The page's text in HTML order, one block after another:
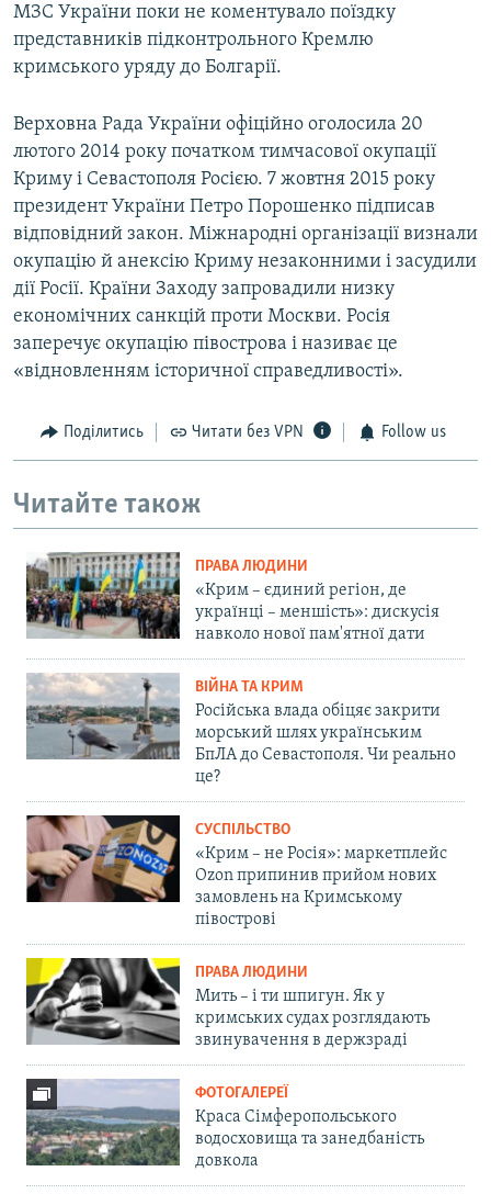
МЗС України поки не коментувало поїздку
представників підконтрольного Кремлю
кримського уряду до Болгарії.
Верховна Рада України офіційно оголосила 20
лютого 2014 року початком тимчасової окупації
Криму і Севастополя Росією. 7 жовтня 2015 року
президент України Петро Порошенко підписав
відповідний закон. Міжнародні організації визнали
окупацію й анексію Криму незаконними і засудили
дії Росії. Країни Заходу запровадили низку
економічних санкцій проти Москви. Росія
заперечує окупацію півострова і називає це
«відновленням історичної справедливості».
Поділитись Читати без VPN Follow us
Читайте також
ПРАВА ЛЮДИНИ
«Крим – єдиний регіон, де
українці – меншість»: дискусія
навколо нової пам'ятної дати
ВІЙНА ТА КРИМ
Російська влада обіцяє закрити
морський шлях українським
БпЛА до Севастополя. Чи реально
це?
СУСПІЛЬСТВО
«Крим – не Росія»: маркетплейс
Ozon припинив прийом нових
замовлень на Кримському
півострові
ПРАВА ЛЮДИНИ
Мить – і ти шпигун. Як у
кримських судах розглядають
звинувачення в держзраді
ФОТОГАЛЕРЕЇ
Краса Сімферопольського
водосховища та занедбаність
довкола